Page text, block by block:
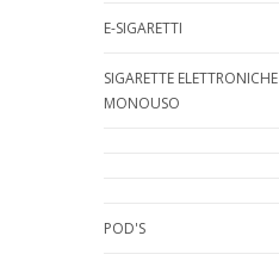
E-SIGARETTI
SIGARETTE ELETTRONICHE
MONOUSO
POD'S